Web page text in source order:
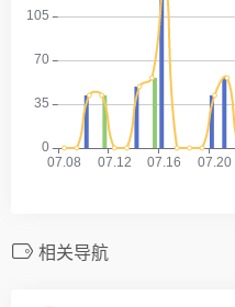
相关导航